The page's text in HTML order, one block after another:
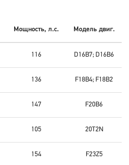
Мощность, л.с. Модель двиг.
116 D16B7; D16B6
136 F18B4; F18B2
147 F20B6
105 20T2N
154 F23Z5